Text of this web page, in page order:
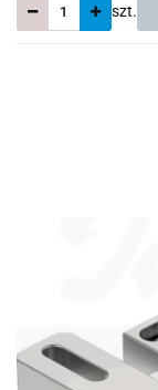
szt.